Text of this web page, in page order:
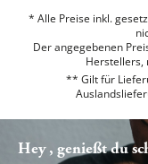
* Alle Preise inkl.
Der angegebenen
Herstellers,
** Gilt für
Hey , genießt du